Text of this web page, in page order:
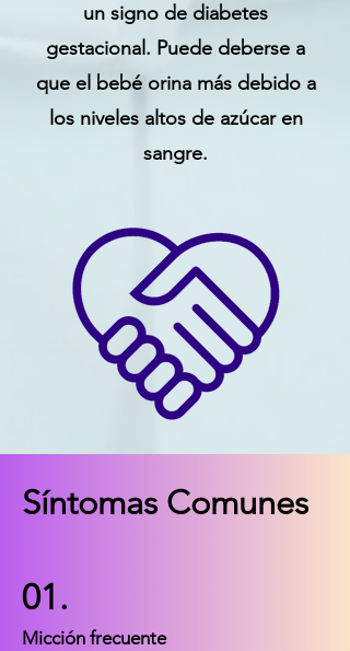
un signo de diabetes
gestacional. Puede deberse a
que el bebé orina más debido a
los niveles altos de azúcar en
sangre.
Síntomas Comunes
01.
Micción frecuente